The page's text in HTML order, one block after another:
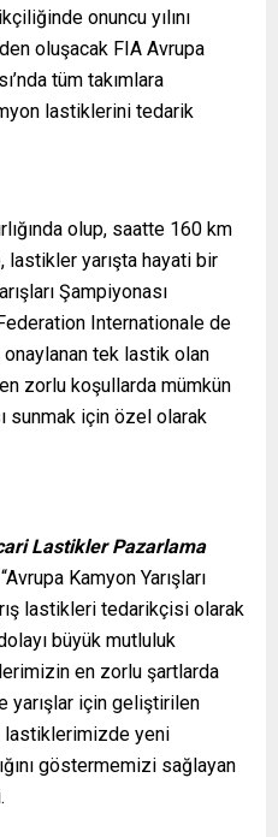
onuncu yılını
oluşacak FIA Avrupa
tüm takımlara
lastiklerini tedarik
olup, saatte 160 km
lastikler yarışta hayati bir
Şampiyonası
Internationale de
onaylanan tek lastik olan
zorlu koşullarda mümkün
sunmak için özel olarak
Lastikler Pazarlama
Kamyon Yarışları
lastikleri tedarikçisi olarak
büyük mutluluk
en zorlu şartlarda
yarışlar için geliştirilen
lastiklerimizde yeni
göstermemizi sağlayan